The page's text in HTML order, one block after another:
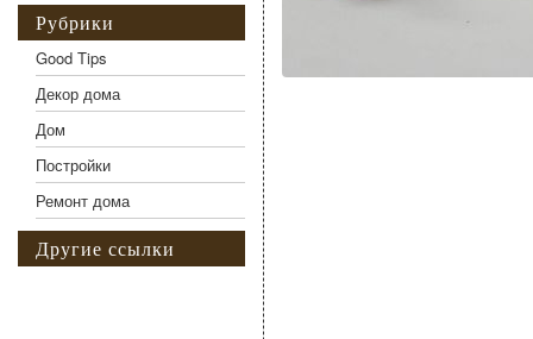
Рубрики
Good Tips
Декор дома
Дом
Постройки
Ремонт дома
Другие ссылки